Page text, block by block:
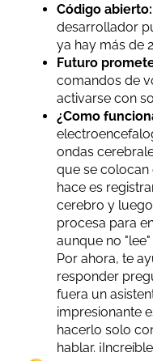
Código abierto:
desarrollador
ya hay más de
Futuro
comandos de
activarse con
¿Como
ondas
que se colocan
hace es
cerebro y
procesa para
aunque no
Por ahora, te
responder
fuera un
impresionante
hacerlo solo
hablar.